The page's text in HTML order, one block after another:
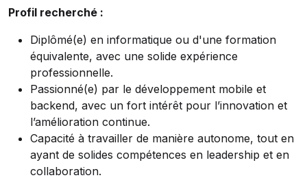
Profil recherché :
Diplômé(e) en informatique ou d'une formation
équivalente, avec une solide expérience
professionnelle.
Passionné(e) par le développement mobile et
backend, avec un fort intérêt pour l’innovation et
l’amélioration continue.
Capacité à travailler de manière autonome, tout en
ayant de solides compétences en leadership et en
collaboration.